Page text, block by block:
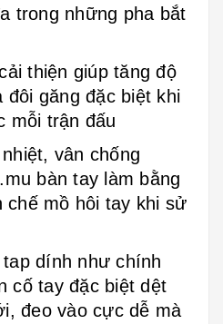
trong những pha bắt
thiện giúp tăng độ
đôi găng đặc biệt khi
mỗi trận đấu
vân chống
bàn tay làm bằng
chế mồ hôi tay khi sử
dính như chính
cố tay đặc biệt dệt
đeo vào cực dễ mà